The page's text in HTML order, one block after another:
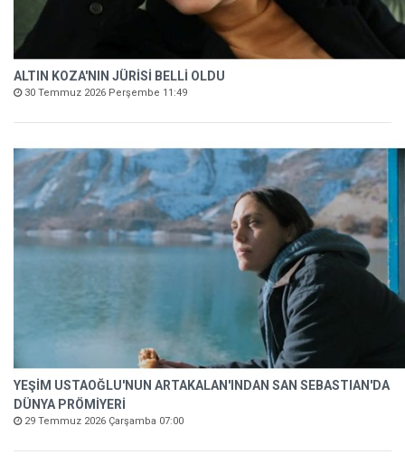
ALTIN KOZA'NIN JÜRİSİ BELLİ OLDU
30 Temmuz 2026 Perşembe 11:49
YEŞİM USTAOĞLU'NUN ARTAKALAN'INDAN SAN SEBASTIAN'DA
DÜNYA PRÖMİYERİ
29 Temmuz 2026 Çarşamba 07:00